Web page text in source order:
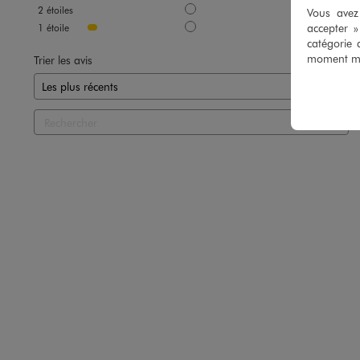
2 étoiles
0
1 étoile 2
Trier les avis
Vous
accepter
catégorie
moment